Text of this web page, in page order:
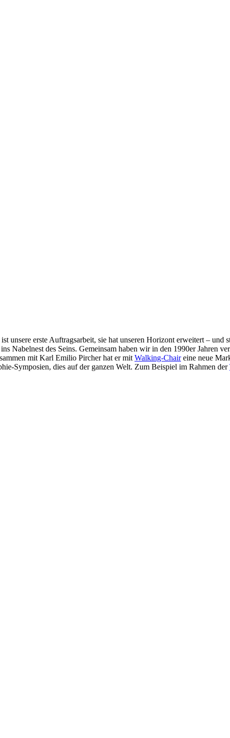
unsere erste Auftragsarbeit, sie hat unseren Horizont erweitert –
Nabelnest des Seins. Gemeinsam haben wir in den 1990er Jahren
mit Karl Emilio Pircher hat er mit Walking-Chaireine neue
Symposien, dies auf der ganzen Welt. Zum Beispiel im Rahmen der